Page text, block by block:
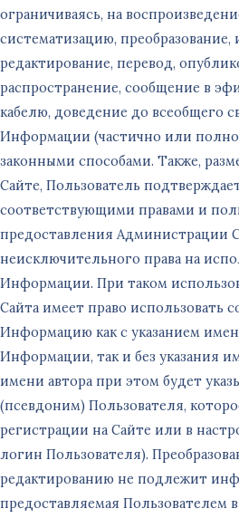
ограничиваясь, на
систематизацию, преобразование,
редактирование, перевод,
распространение, сообщение в
кабелю, доведение до всеобщего
Информации (частично или
законными способами. Также,
Сайте, Пользователь
соответствующими правами и
предоставления Администрации
неисключительного права на
Информации. При таком
Сайта имеет право использовать
Информацию как с указанием
Информации, так и без указания
имени автора при этом будет
(псевдоним) Пользователя,
регистрации на Сайте или в
логин Пользователя).
редактированию не подлежит
предоставляемая Пользователем